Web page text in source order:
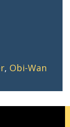
, Obi-Wan